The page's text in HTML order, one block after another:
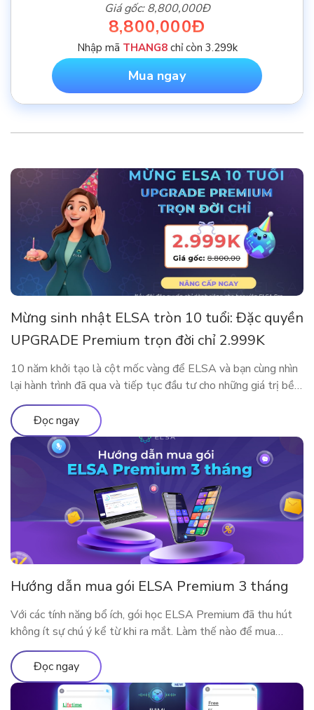
Giá gốc: 8,800,000Đ
8,800,000Đ
Nhập mã THANG8chỉ còn 3.299k
Mua ngay
Mừng sinh nhật ELSA tròn 10 tuổi: Đặc quyền
UPGRADE Premium trọn đời chỉ 2.999K
10 năm khởi tạo là cột mốc vàng để ELSA và bạn cùng nhìn
lại hành trình đã qua và tiếp tục đầu tư cho những giá trị bền
vững. Nhân dịp kỷ niệm sinh nhật thập kỷ rực rỡ, ELSA
Speak mang đến đặc quyền nâng cấp lớn nhất từ trước đến
nay, dành […]
Đọc ngay
Hướng dẫn mua gói ELSA Premium 3 tháng
Với các tính năng bổ ích, gói học ELSA Premium đã thu hút
không ít sự chú ý kể từ khi ra mắt. Làm thế nào để mua
ELSA Premium 3 tháng?
Đọc ngay